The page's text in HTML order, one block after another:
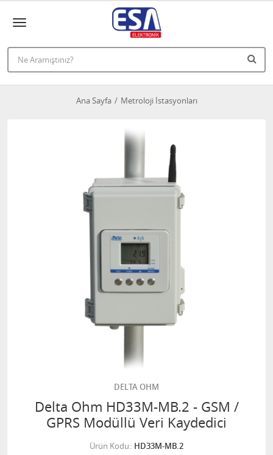
Ana Sayfa Metroloji İstasyonları
DELTA OHM
Delta Ohm HD33M-MB.2 - GSM /
GPRS Modüllü Veri Kaydedici
Ürün Kodu HD33M-MB.2